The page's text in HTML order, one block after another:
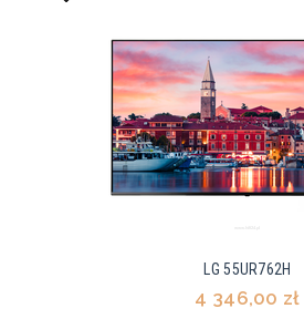
LG 55UR762H
4 346,00 zł